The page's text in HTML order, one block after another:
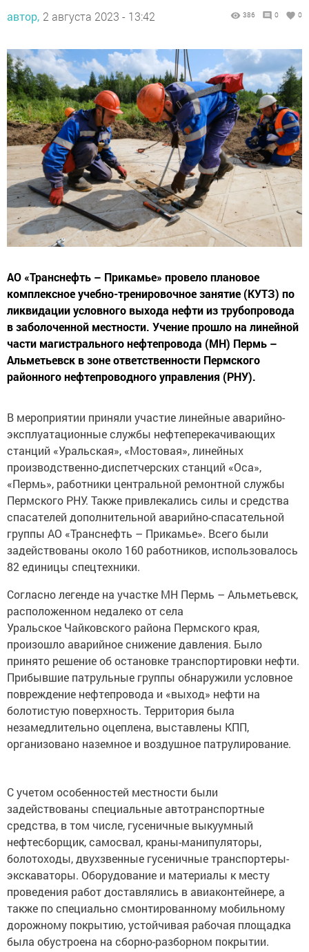
автор, 2 августа 2023 - 13:42
АО «Транснефть – Прикамье» провело плановое
комплексное учебно-тренировочное занятие (КУТЗ) по
ликвидации условного выхода нефти из трубопровода
в заболоченной местности. Учение прошло на линейной
части магистрального нефтепровода (МН) Пермь –
Альметьевск в зоне ответственности Пермского
районного нефтепроводного управления (РНУ).
В мероприятии приняли участие линейные аварийно-
эксплуатационные службы нефтеперекачивающих
станций «Уральская», «Мостовая», линейных
производственно-диспетчерских станций «Оса»,
«Пермь», работники центральной ремонтной службы
Пермского РНУ. Также привлекались силы и средства
спасателей дополнительной аварийно-спасательной
группы АО «Транснефть – Прикамье». Всего были
задействованы около 160 работников, использовалось
82 единицы спецтехники.
Согласно легенде на участке МН Пермь – Альметьевск,
расположенном недалеко от села
Уральское Чайковского района Пермского края,
произошло аварийное снижение давления. Было
принято решение об остановке транспортировки нефти.
Прибывшие патрульные группы обнаружили условное
повреждение нефтепровода и «выход» нефти на
болотистую поверхность. Территория была
незамедлительно оцеплена, выставлены КПП,
организовано наземное и воздушное патрулирование.
С учетом особенностей местности были
задействованы специальные автотранспортные
средства, в том числе, гусеничные выкуумный
нефтесборщик, самосвал, краны-манипуляторы,
болотоходы, двухзвенные гусеничные транспортеры-
экскаваторы. Оборудование и материалы к месту
проведения работ доставлялись в авиаконтейнере, а
также по специально смонтированному мобильному
дорожному покрытию, устойчивая рабочая площадка
была обустроена на сборно-разборном покрытии.